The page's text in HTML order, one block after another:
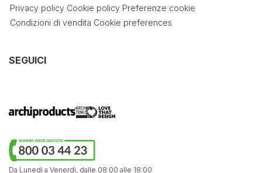
Privacy policy Cookie policy Preferenze cookie
Condizioni di vendita Cookie preferences
SEGUICI
Da Lunedì a Venerdì, dalle 08:00 alle 18:00